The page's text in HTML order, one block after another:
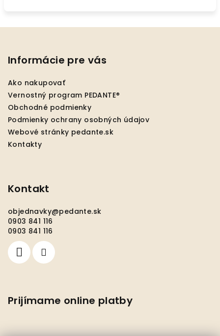
Informácie pre vás
Ako nakupovať
Vernostný program PEDANTE®
Obchodné podmienky
Podmienky ochrany osobných údajov
Webové stránky pedante.sk
Kontakty
Kontakt
objednavky@pedante.sk
0903 841 116
0903 841 116
Prijímame online platby